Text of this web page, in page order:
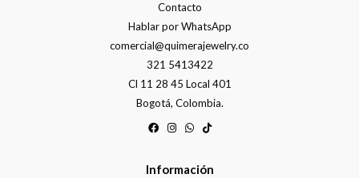
Contacto
Hablar por WhatsApp
comercial@quimerajewelry.co
321 5413422
Cl 11 28 45 Local 401
Bogotá, Colombia.
Información